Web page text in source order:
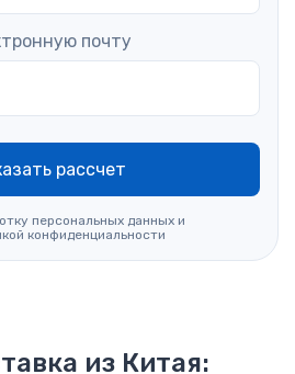
почту
рассчет
персональных данных и
конфиденциальности
из Китая: